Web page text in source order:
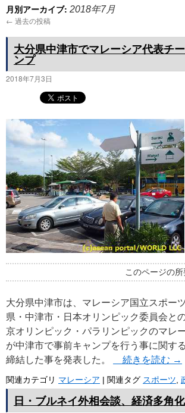
月別アーカイブ: 2018年7月
← 過去の投稿
大分県中津市でマレーシア代表チ
ンプ
2018年7月3日
このページの所
大分県中津市は、マレーシア国立スポー
県・中津市・日本オリンピック委員会と
京オリンピック・パラリンピックのマレ
が中津市で事前キャンプを行う事に関す
締結した事を発表した。
続きを読む →
関連カテゴリ マレーシア | 関連タグ スポーツ
日・ブルネイ外相会談、経済多角